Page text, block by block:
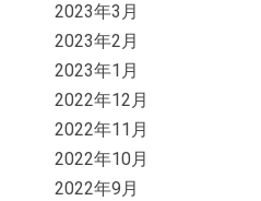
2023年3月
2023年2月
2023年1月
2022年12月
2022年11月
2022年10月
2022年9月